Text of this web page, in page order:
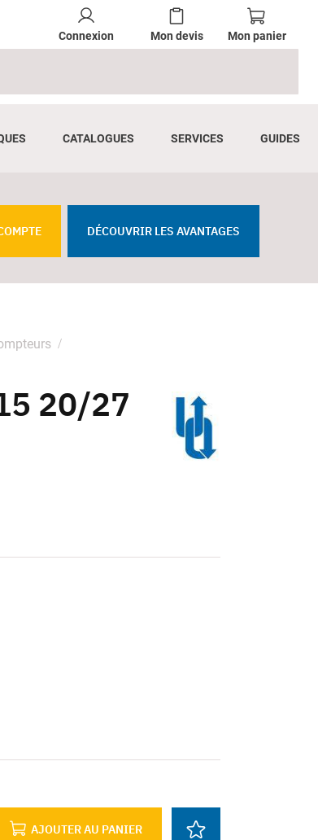
Connexion Mon devis Mon panier
CATALOGUES SERVICES GUIDES
DÉCOUVRIR LES AVANTAGES
20/27
AJOUTER AU PANIER